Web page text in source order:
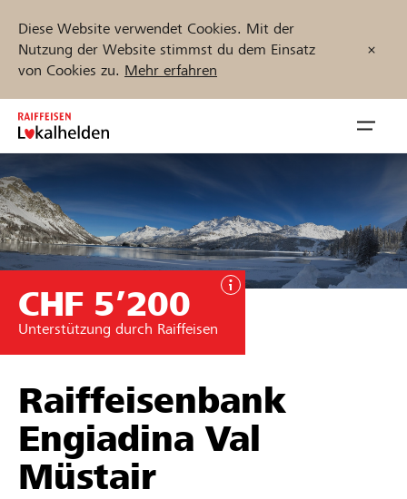
Diese Website verwendet Cookies. Mit der
Nutzung der Website stimmst du dem Einsatz
von Cookies zu. Mehr erfahren
Zum
Inhalt
springen
öffnen
Unterstützen
Hilfe & Support
Partner / Raiffeisenbank
Projekte und Organisationen finden
Jetzt starten
CHF 5’200
Unterstützung durch Raiffeisen
Raiffeisenbank
Engiadina Val
Müstair